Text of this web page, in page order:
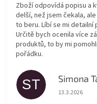
Zboží odpovídá popisu a
delší, než jsem čekala,
to beru. Líbí se mi
Určitě bych ocenila více
produktů, to by mi
pořádku.
ST Simona
Hodnocení
13.3.2026